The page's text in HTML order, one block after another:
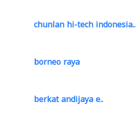
chunlan hi-tech indonesia..
borneo raya
berkat andijaya e..